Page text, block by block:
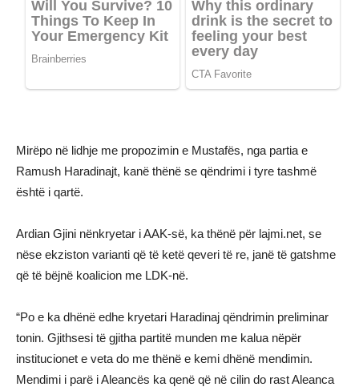
Mirëpo në lidhje me propozimin e Mustafës, nga partia e
Ramush Haradinajt, kanë thënë se qëndrimi i tyre tashmë
është i qartë.
Ardian Gjini nënkryetar i AAK-së, ka thënë për lajmi.net, se
nëse ekziston varianti që të ketë qeveri të re, janë të gatshme
që të bëjnë koalicion me LDK-në.
“Po e ka dhënë edhe kryetari Haradinaj qëndrimin preliminar
tonin. Gjithsesi të gjitha partitë munden me kalua nëpër
institucionet e veta do me thënë e kemi dhënë mendimin.
Mendimi i parë i Aleancës ka qenë që në cilin do rast Aleanca